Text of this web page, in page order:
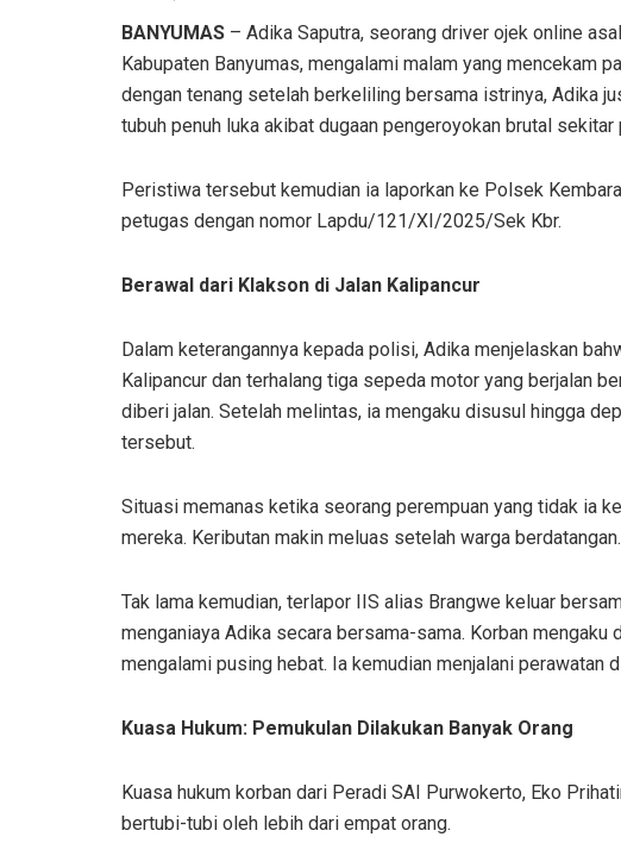
BANYUMAS – Adika Saputra, seorang driver ojek online
Kabupaten Banyumas, mengalami malam yang mencekam
dengan tenang setelah berkeliling bersama istrinya, Adika
tubuh penuh luka akibat dugaan pengeroyokan brutal sekitar
Peristiwa tersebut kemudian ia laporkan ke Polsek
petugas dengan nomor Lapdu/121/XI/2025/Sek Kbr.
Berawal dari Klakson di Jalan Kalipancur
Dalam keterangannya kepada polisi, Adika menjelaskan
Kalipancur dan terhalang tiga sepeda motor yang berjalan
diberi jalan. Setelah melintas, ia mengaku disusul hingga
tersebut.
Situasi memanas ketika seorang perempuan yang tidak ia
mereka. Keributan makin meluas setelah warga berdatangan.
Tak lama kemudian, terlapor IIS alias Brangwe keluar
menganiaya Adika secara bersama-sama. Korban mengaku
mengalami pusing hebat. Ia kemudian menjalani perawatan
Kuasa Hukum: Pemukulan Dilakukan Banyak Orang
Kuasa hukum korban dari Peradi SAI Purwokerto, Eko
bertubi-tubi oleh lebih dari empat orang.